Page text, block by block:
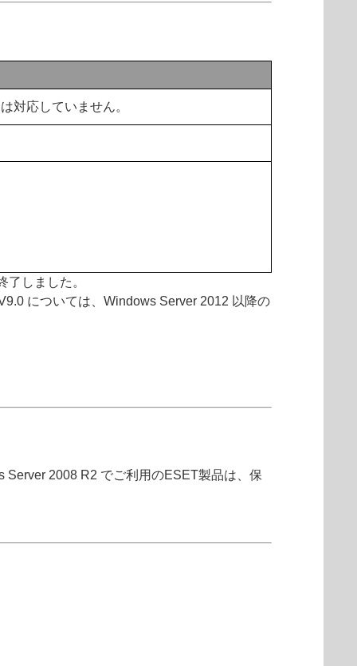
対応していません。
しました。
については、Windows Server 2012 以降の
2008 R2 でご利用のESET製品は、保